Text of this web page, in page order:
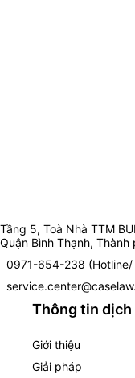
Tầng 5, Toà Nhà TTM
Quận Bình Thạnh, Thành
0971-654-238 (Hotline/
Thông tin dịch
Giới thiệu
Giải pháp